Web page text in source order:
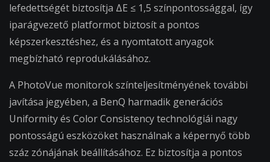
lefedettségét biztosítja ΔE ≤ 1,5 színpontossággal, így
iparágvezető platformot biztosít a pontos
képszerkesztéshez, és a nyomtatott anyagok
megbízható reprodukálásához.
A PhotoVue monitorok színteljesítményének további
javítása jegyében, a BenQ harmadik generációs
Uniformity és Color Consistency technológiái nagy
pontosságú eszközöket használnak a képernyő több
száz zónájának beállításához. Ez biztosítja a pontos